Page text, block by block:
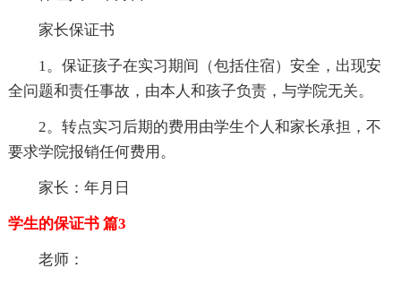
家长保证书
1。保证孩子在实习期间（包括住宿）安全，出现安
全问题和责任事故，由本人和孩子负责，与学院无关。
2。转点实习后期的费用由学生个人和家长承担，不
要求学院报销任何费用。
家长：年月日
学生的保证书 篇3
老师：